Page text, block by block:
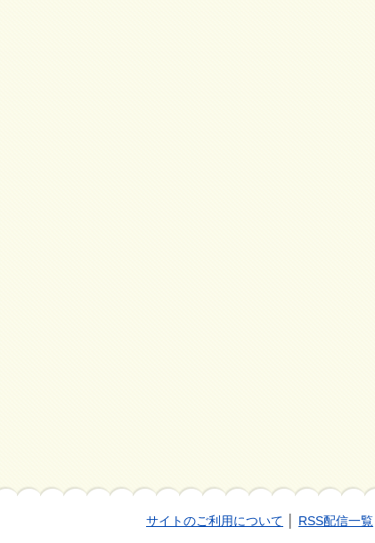
サイトのご利用について RSS配信一覧